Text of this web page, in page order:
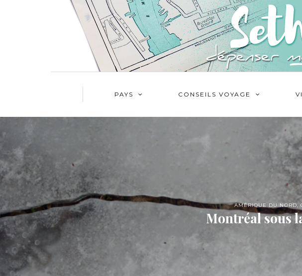
PAYS CONSEILS VOYAGE
AMÉRIQUE DU NORD,
Montréal sous